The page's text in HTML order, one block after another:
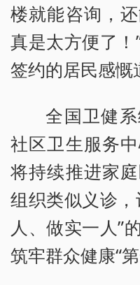
楼就能咨询，
真是太方便了
签约的居民感慨
全国卫健系
社区卫生服务
将持续推进家
组织类似义诊
人、做实一人”
筑牢群众健康“第